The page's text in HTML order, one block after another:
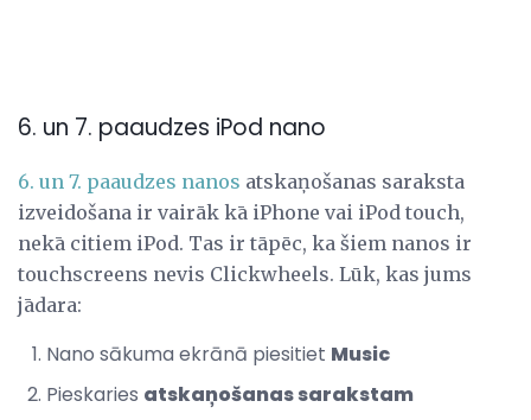
6. un 7. paaudzes iPod nano
6. un 7. paaudzes nanos atskaņošanas saraksta
izveidošana ir vairāk kā iPhone vai iPod touch,
nekā citiem iPod. Tas ir tāpēc, ka šiem nanos ir
touchscreens nevis Clickwheels. Lūk, kas jums
jādara:
Nano sākuma ekrānā piesitiet Music
Pieskaries atskaņošanas sarakstam